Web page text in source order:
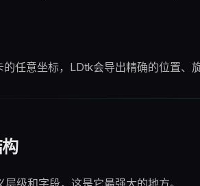
的任意坐标，LDtk会导出精确的位置、
级和字段，这是它最强大的地方。